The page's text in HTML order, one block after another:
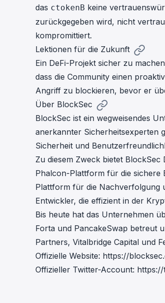
das ctokenB keine
zurückgegeben wird, nicht
kompromittiert.
Lektionen für die Zukunft
Ein DeFi-Projekt sicher zu
dass die Community einen
Angriff zu blockieren, bevor er
Über BlockSec
BlockSec ist ein wegweisendes
anerkannter Sicherheitsexperten
Sicherheit und
Zu diesem Zweck bietet
Phalcon-Plattform für die sichere
Plattform für die Nachverfolgung
Entwickler, die effizient in der
Bis heute hat das Unternehmen
Forta und PancakeSwap betreut
Partners, Vitalbridge Capital und
Offizielle Website: https://
Offizieller Twitter-Account: https://